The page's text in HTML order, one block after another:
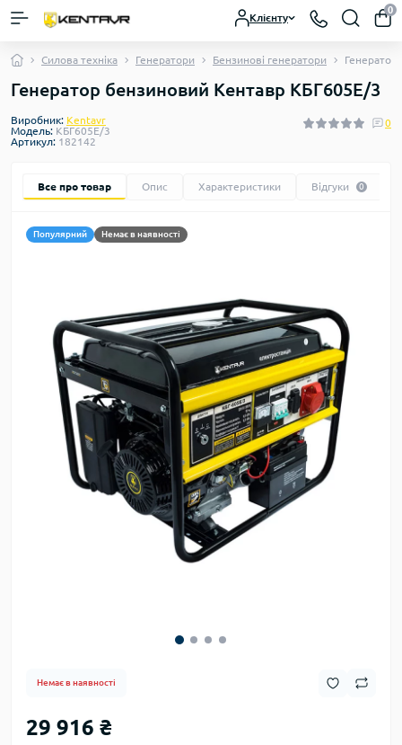
Клієнту
0
Силова техніка Генератори Бензинові генератори
Генератор бензиновий Кентавр КБГ605Е/3
Виробник: Kentavr
Модель: КБГ605Е/3
Артикул: 182142
0
Все про товар Опис Характеристики Відгуки 0
Популярний Немає в наявності
Немає в наявності
29 916 ₴